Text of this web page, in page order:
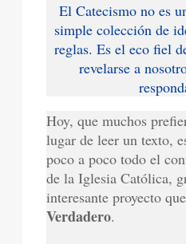
El Catecismo no es
simple colección de
reglas. Es el eco fiel
revelarse a
Hoy, que muchos
lugar de leer un texto,
poco a poco todo el
de la Iglesia Católica,
interesante proyecto
Verdadero.